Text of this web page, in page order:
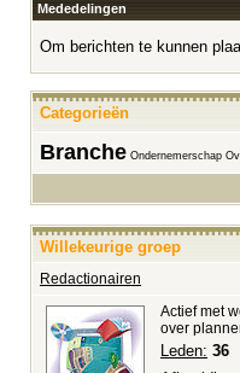
Mededelingen
Om berichten te kunnen
Categorieën
Branche Ondernemerschap
Willekeurige groep
Redactionairen
Actief met
over
Leden: 36